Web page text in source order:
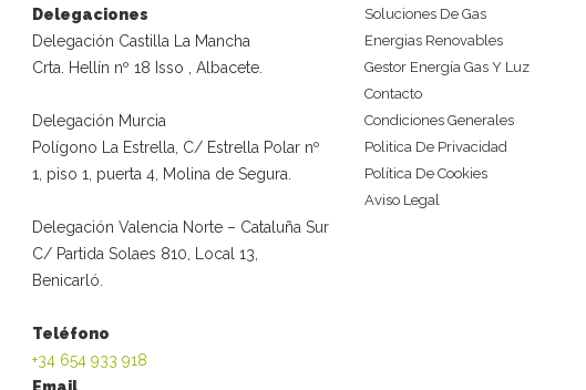
Delegaciones
Delegación Castilla La Mancha
Crta. Hellín nº 18 Isso , Albacete.
Delegación Murcia
Polígono La Estrella, C/ Estrella Polar nº
1, piso 1, puerta 4, Molina de Segura.
Delegación Valencia Norte – Cataluña Sur
C/ Partida Solaes 810, Local 13,
Benicarló.
Teléfono
+34 654 933 918
Soluciones De Gas
Energias Renovables
Gestor Energía Gas Y Luz
Contacto
Condiciones Generales
Politica De Privacidad
Política De Cookies
Aviso Legal